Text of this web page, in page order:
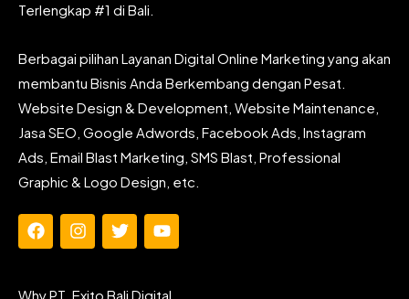
Terlengkap #1 di Bali.
Berbagai pilihan Layanan Digital Online Marketing yang akan
membantu Bisnis Anda Berkembang dengan Pesat.
Website Design & Development, Website Maintenance,
Jasa SEO, Google Adwords, Facebook Ads, Instagram
Ads, Email Blast Marketing, SMS Blast, Professional
Graphic & Logo Design, etc.
F I T Y
Why PT. Exito Bali Digital